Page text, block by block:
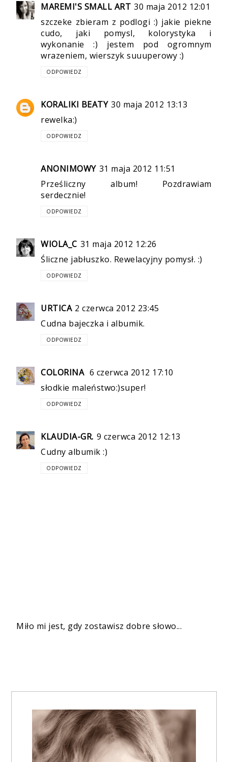
MAREMI'S SMALL ART 30 maja 2012 12:01
szczeke zbieram z podlogi :) jakie piekne
cudo, jaki pomysl, kolorystyka i
wykonanie :) jestem pod ogromnym
wrazeniem, wierszyk suuuperowy :)
ODPOWIEDZ
KORALIKI BEATY 30 maja 2012 13:13
rewelka:)
ODPOWIEDZ
ANONIMOWY 31 maja 2012 11:51
Prześliczny album! Pozdrawiam
serdecznie!
ODPOWIEDZ
WIOLA_C 31 maja 2012 12:26
Śliczne jabłuszko. Rewelacyjny pomysł. :)
ODPOWIEDZ
URTICA 2 czerwca 2012 23:45
Cudna bajeczka i albumik.
ODPOWIEDZ
COLORINA 6 czerwca 2012 17:10
słodkie maleństwo:)super!
ODPOWIEDZ
KLAUDIA-GR. 9 czerwca 2012 12:13
Cudny albumik :)
ODPOWIEDZ
Miło mi jest, gdy zostawisz dobre słowo...